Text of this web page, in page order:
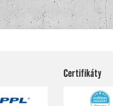
Certifikáty